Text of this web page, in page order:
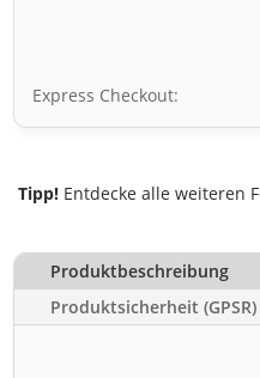
Express Checkout:
Tipp! Entdecke alle weiteren
Produktbeschreibung
Produktsicherheit (GPSR)